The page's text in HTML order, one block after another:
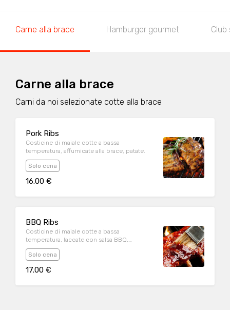
Carne alla brace Hamburger gourmet
Carne alla brace
Carni da noi selezionate cotte alla brace
Pork Ribs
Costicine di maiale cotte a bassa
temperatura, affumicate alla brace, patate.
Solo cena
16.00 €
BBQ Ribs
Costicine di maiale cotte a bassa
temperatura, laccate con salsa BBQ,
affumicate alla brace, patate.
Solo cena
17.00 €